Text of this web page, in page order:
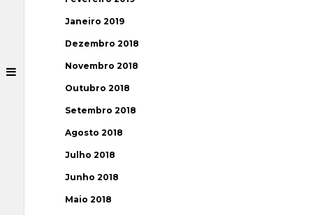
Janeiro 2019
Dezembro 2018
Novembro 2018
Outubro 2018
Setembro 2018
Agosto 2018
Julho 2018
Junho 2018
Maio 2018